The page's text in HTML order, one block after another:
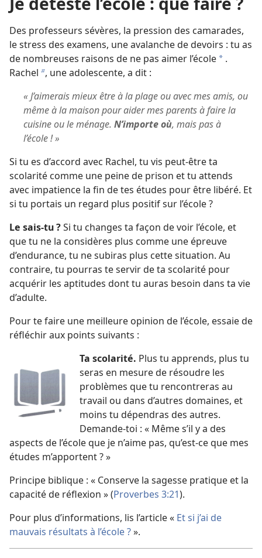
Des professeurs sévères, la pression des camarades,
le stress des examens, une avalanche de devoirs : tu as
de nombreuses raisons de ne pas aimer l’école a .
Rachel b, une adolescente, a dit :
« J’aimerais mieux être à la plage ou avec mes amis, ou
même à la maison pour aider mes parents à faire la
cuisine ou le ménage. N’importe où, mais pas à
l’école ! »
Si tu es d’accord avec Rachel, tu vis peut-être ta
scolarité comme une peine de prison et tu attends
avec impatience la fin de tes études pour être libéré. Et
si tu portais un regard plus positif sur l’école ?
Le sais-tu ?Si tu changes ta façon de voir l’école, et
que tu ne la considères plus comme une épreuve
d’endurance, tu ne subiras plus cette situation. Au
contraire, tu pourras te servir de ta scolarité pour
acquérir les aptitudes dont tu auras besoin dans ta vie
d’adulte.
Pour te faire une meilleure opinion de l’école, essaie de
réfléchir aux points suivants :
Ta scolarité. Plus tu apprends, plus tu
seras en mesure de résoudre les
problèmes que tu rencontreras au
travail ou dans d’autres domaines, et
moins tu dépendras des autres.
Demande-toi : « Même s’il y a des
aspects de l’école que je n’aime pas, qu’est-ce que mes
études m’apportent ? »
Principe biblique : « Conserve la sagesse pratique et la
capacité de réflexion » (Proverbes 3:21).
Pour plus d’informations, lis l’article « Et si j’ai de
mauvais résultats à l’école ?».